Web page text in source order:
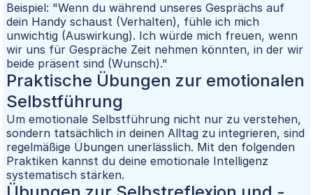
Beispiel: "Wenn du während unseres Gesprächs auf
dein Handy schaust (Verhalten), fühle ich mich
unwichtig (Auswirkung). Ich würde mich freuen, wenn
wir uns für Gespräche Zeit nehmen könnten, in der wir
beide präsent sind (Wunsch)."
Praktische Übungen zur emotionalen
Selbstführung
Um emotionale Selbstführung nicht nur zu verstehen,
sondern tatsächlich in deinen Alltag zu integrieren, sind
regelmäßige Übungen unerlässlich. Mit den folgenden
Praktiken kannst du deine emotionale Intelligenz
systematisch stärken.